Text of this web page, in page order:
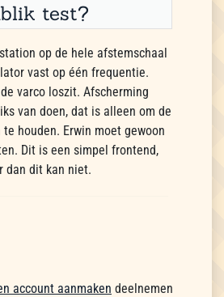
test?
op de hele afstemschaal
vast op één frequentie.
varco loszit. Afscherming
van doen, dat is alleen om de
houden. Erwin moet gewoon
Dit is een simpel frontend,
dan dit kan niet.
account aanmaken deelnemen